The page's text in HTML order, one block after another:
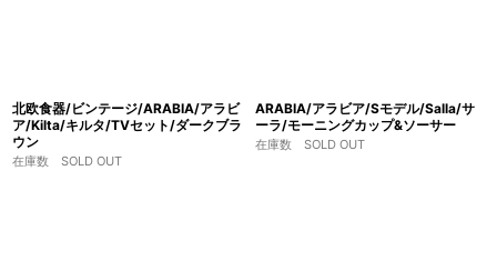
北欧食器/ビンテージ/ARABIA/アラビ
ア/Kilta/キルタ/TVセット/ダークブラ
ウン
在庫数 SOLD OUT
ARABIA/アラビア/Sモデル/Salla/サ
ーラ/モーニングカップ&ソーサー
在庫数 SOLD OUT